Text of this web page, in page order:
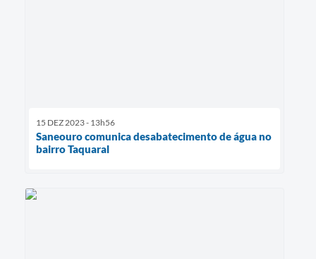
15 DEZ 2023 - 13h56
Saneouro comunica desabatecimento de água no
bairro Taquaral